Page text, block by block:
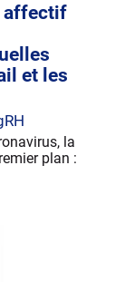
affectif
et les
la
plan :